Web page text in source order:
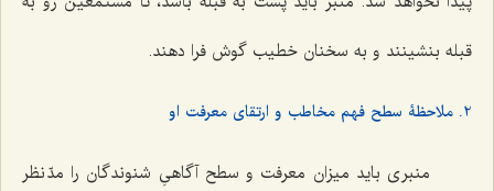
قبله بنشینند و به سخنان خطیب گوش فرا دهند.
2. ملاحظۀ سطح فهم مخاطب و ارتقای معرفت او
منبری باید میزان معرفت و سطح آگاهیِ شنوندگان را مدّ نظر